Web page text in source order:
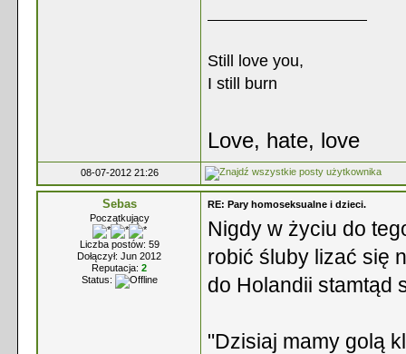
Still love you,
I still burn
Love, hate, love
08-07-2012 21:26
Sebas
Początkujący
Liczba postów: 59
Dołączył: Jun 2012
Reputacja: 2
Status:
RE: Pary homoseksualne i dzieci.
Nigdy w życiu do
robić śluby lizać się
do Holandii stamtąd
"Dzisiaj mamy golą